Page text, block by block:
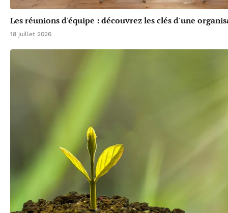
Les réunions d'équipe : découvrez les clés d'une
18 juillet 2026